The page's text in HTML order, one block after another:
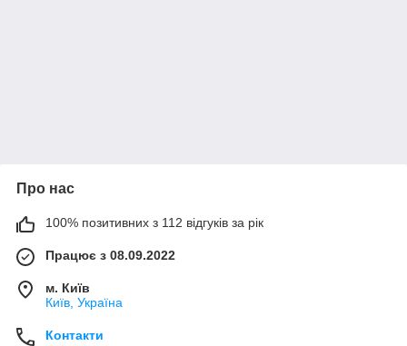
Про нас
100% позитивних з 112 відгуків за рік
Працює з 08.09.2022
м. Київ
Київ, Україна
Контакти